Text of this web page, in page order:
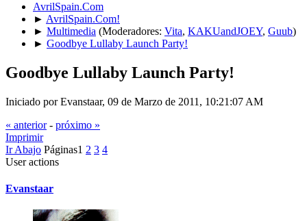
AvrilSpain.Com
► AvrilSpain.Com!
► Multimedia (Moderadores: Vita, KAKUandJOEY, Guub)
► Goodbye Lullaby Launch Party!
Goodbye Lullaby Launch Party!
Iniciado por Evanstaar, 09 de Marzo de 2011, 10:21:07 AM
« anterior- próximo »
Imprimir
Ir Abajo Páginas1 2 3 4
User actions
Evanstaar